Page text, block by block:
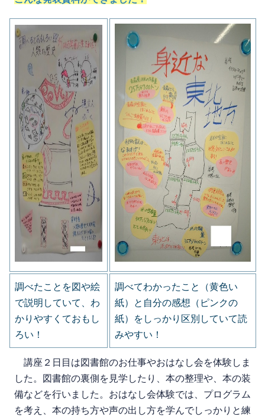
調べたことを図や絵
で説明していて、わ
かりやすくておもし
ろい！
調べてわかったこと（黄色い
紙）と自分の感想（ピンクの
紙）をしっかり区別していて読
みやすい！
講座２日目は図書館のお仕事やおはなし会を体験しま
した。図書館の裏側を見学したり、本の整理や、本の装
備などを行いました。おはなし会体験では、プログラム
を考え、本の持ち方や声の出し方を学んでしっかりと練